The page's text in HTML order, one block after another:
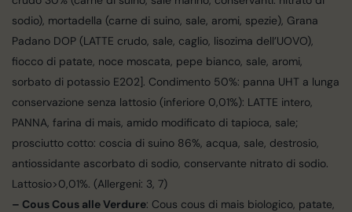
sodio), mortadella (carne di suino, sale, aromi, spezie), Grana
Padano DOP (LATTE crudo, sale, caglio, lisozima dell’UOVO),
fiocco di patate, noce moscata, pepe bianco, sale, aromi,
sorbato di potassio E202]. Condimento 50%: panna UHT a lunga
conservazione senza lattosio (inferiore 0,01%): LATTE intero,
PANNA, farina di mais, amido modificato di tapioca, sale;
prosciutto cotto: coscia di suino 86%, acqua, sale, destrosio,
antiossidante ascorbato di sodio, conservante nitrato di sodio.
Lattosio>0,01%. (Allergeni: 3, 7)
– Cous Cous alle Verdure: Cous cous di mais biologico, patate,